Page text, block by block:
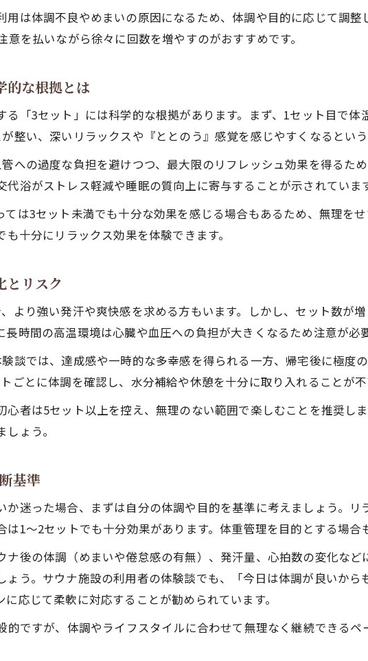
サウナセッションの効果を最大化する回数
サウナのセット数で変わるリラックス効果
何セットがベストか迷う方へ根拠を解説
サウナはなぜ3セットが推奨されるのか解説
サウナセッションの根拠あるセット数選び方
サウナで体調に合ったセット数の考え方
ととのい体験を高めるサウナのポイント
自分に合ったサウナ時間と休憩バランスのコツ
サウナ時間と休憩バランスの取り方を解説
効果的なサウナ セッションの時間調整術
用は体調不良やめまいの原因になるため、体調や目的に応じて調
を払いながら徐々に回数を増やすのがおすすめです。
的な根拠とは
「3セット」には科学的な根拠があります。まず、1セット目で
整い、深いリラックスや『ととのう』感覚を感じやすくなるとい
への過度な負担を避けつつ、最大限のリフレッシュ効果を得るた
浴がストレス軽減や睡眠の質向上に寄与することが示されていま
は3セット未満でも十分な効果を感じる場合もあるため、無理を
十分にリラックス効果を体験できます。
とリスク
より強い発汗や爽快感を求める方もいます。しかし、セット数が
時間の高温環境は心臓や血圧への負担が大きくなるため注意が必要
談では、達成感や一時的な多幸感を得られる一方、帰宅後に極度
ごとに体調を確認し、水分補給や休憩を十分に取り入れることが不
者は5セット以上を控え、無理のない範囲で楽しむことを推奨し
ょう。
基準
迷った場合、まずは自分の体調や目的を基準に考えましょう。
は1〜2セットでも十分効果があります。体重管理を目的とする場合
ナ後の体調（めまいや倦怠感の有無）、発汗量、心拍数の変化な
ょう。サウナ施設の利用者の体験談でも、「今日は体調が良いか
応じて柔軟に対応することが勧められています。
ですが、体調やライフスタイルに合わせて無理なく継続できるペ